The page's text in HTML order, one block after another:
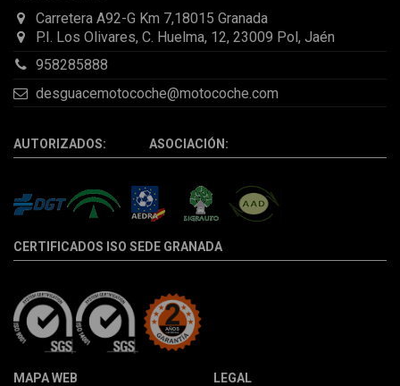
Carretera A92-G Km 7,18015 Granada
P.I. Los Olivares, C. Huelma, 12, 23009 Pol, Jaén
958285888
desguacemotocoche@motocoche.com
AUTORIZADOS: ASOCIACIÓN:
CERTIFICADOS ISO SEDE GRANADA
MAPA WEB LEGAL